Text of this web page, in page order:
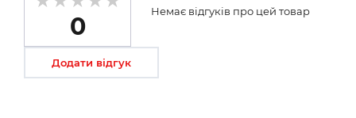
0
Немає відгуків про цей товар
Додати відгук